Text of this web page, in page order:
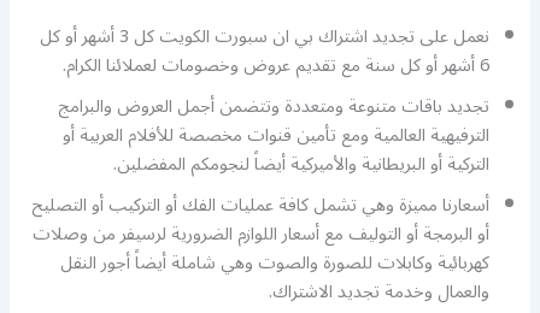
نعمل على تجديد اشتراك بي ان سبورت الكويت كل 3 أشهر أو كل
6 أشهر أو كل سنة مع تقديم عروض وخصومات لعملائنا الكرام.
تجديد باقات متنوعة ومتعددة وتتضمن أجمل العروض والبرامج
الترفيهية العالمية ومع تأمين قنوات مخصصة للأفلام العربية أو
التركية أو البريطانية والأميركية أيضاً لنجومكم المفضلين.
أسعارنا مميزة وهي تشمل كافة عمليات الفك أو التركيب أو التصليح
أو البرمجة أو التوليف مع أسعار اللوازم الضرورية لرسيفر من وصلات
كهربائية وكابلات للصورة والصوت وهي شاملة أيضاً أجور النقل
والعمال وخدمة تجديد الاشتراك.